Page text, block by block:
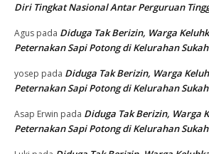
Diri Tingkat Nasional Antar Perguruan
Agus pada Diduga Tak Berizin, Warga
Peternakan Sapi Potong di Kelurahan
yosep pada Diduga Tak Berizin, Warga
Peternakan Sapi Potong di Kelurahan
Asap Erwin pada Diduga Tak Berizin, Warga
Peternakan Sapi Potong di Kelurahan